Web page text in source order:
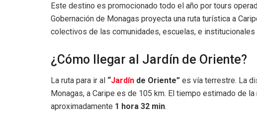
Este destino es promocionado todo el año por tours
Gobernación de Monagas proyecta una ruta turística a
colectivos de las comunidades, escuelas, e
¿Cómo llegar al Jardín de Oriente?
La ruta para ir al “Jardín de Oriente” es vía terrestre. La
Monagas, a Caripe es de 105 km. El tiempo estimado de
aproximadamente 1 hora 32 min.